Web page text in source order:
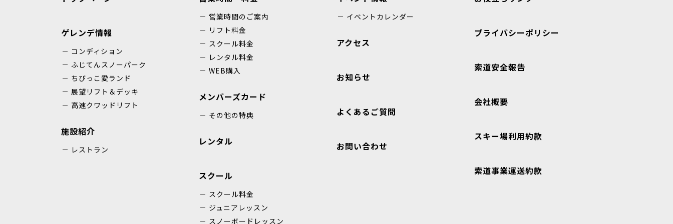
ゲレンデ情報
コンディション
ふじてんスノーパーク
ちびっこ愛ランド
展望リフト＆デッキ
高速クワッドリフト
施設紹介
レストラン
営業時間のご案内
リフト料金
スクール料金
レンタル料金
WEB購入
メンバーズカード
その他の特典
レンタル
スクール
スクール料金
ジュニアレッスン
スノーボードレッスン
イベントカレンダー
アクセス
お知らせ
よくあるご質問
お問い合わせ
プライバシーポリシー
索道安全報告
会社概要
スキー場利用約款
索道事業運送約款